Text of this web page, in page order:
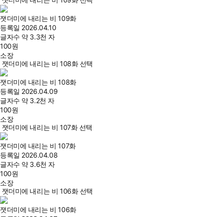
잿더미에 내리는 비 109화
등록일 2026.04.10
글자수 약 3.3천 자
100원
소장
잿더미에 내리는 비 108화 선택
잿더미에 내리는 비 108화
등록일 2026.04.09
글자수 약 3.2천 자
100원
소장
잿더미에 내리는 비 107화 선택
잿더미에 내리는 비 107화
등록일 2026.04.08
글자수 약 3.6천 자
100원
소장
잿더미에 내리는 비 106화 선택
잿더미에 내리는 비 106화